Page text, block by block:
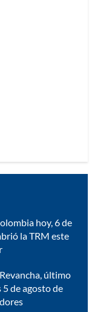
hoy, 6 de
la TRM este
último
de agosto de